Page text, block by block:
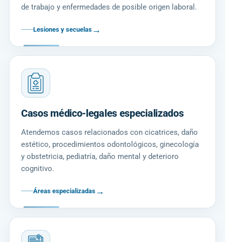
de trabajo y enfermedades de posible origen laboral.
Lesiones y secuelas →
Casos médico-legales especializados
Atendemos casos relacionados con cicatrices, daño
estético, procedimientos odontológicos, ginecología
y obstetricia, pediatría, daño mental y deterioro
cognitivo.
Áreas especializadas →